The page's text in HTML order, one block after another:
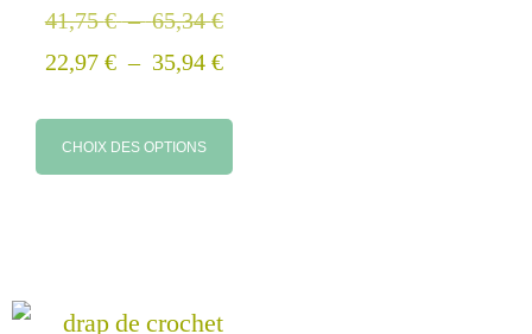
41,75€ – 65,34€
22,97 € – 35,94 €
CHOIX DES OPTIONS